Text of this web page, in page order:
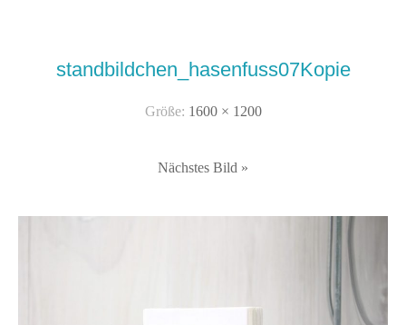
standbildchen_hasenfuss07Kopie
Größe: 1600 × 1200
Nächstes Bild »